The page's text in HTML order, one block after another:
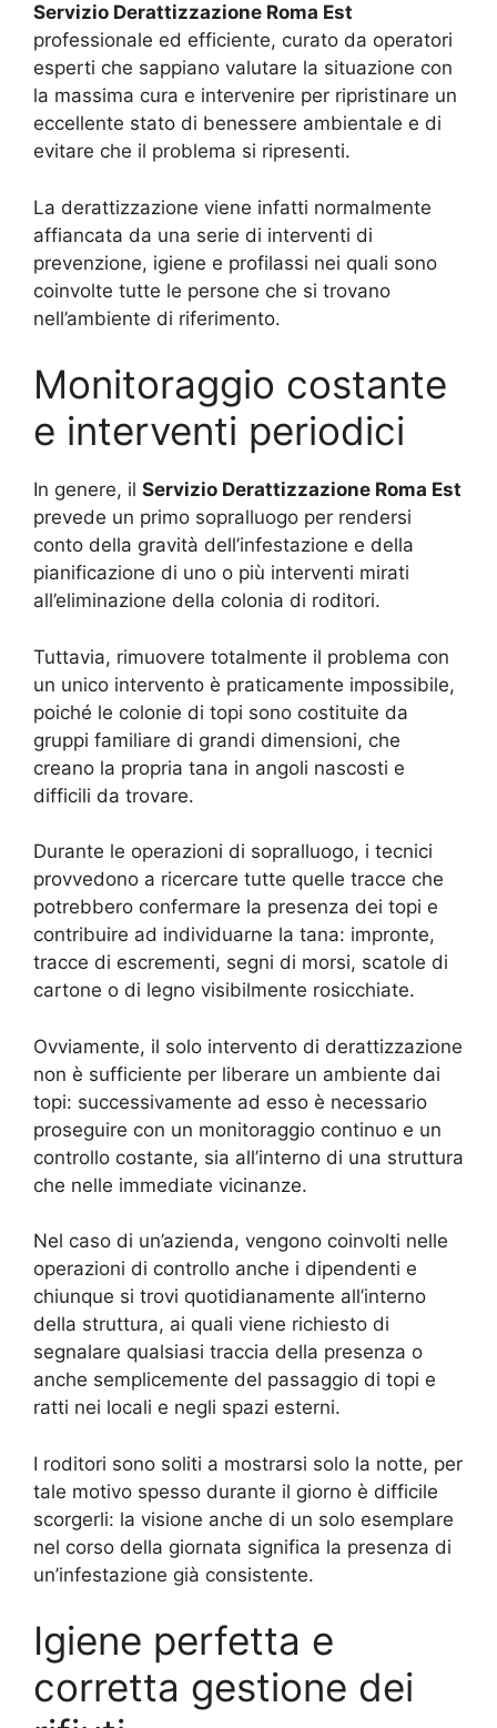
Servizio Derattizzazione Roma Est
professionale ed efficiente, curato da operatori
esperti che sappiano valutare la situazione con
la massima cura e intervenire per ripristinare un
eccellente stato di benessere ambientale e di
evitare che il problema si ripresenti.
La derattizzazione viene infatti normalmente
affiancata da una serie di interventi di
prevenzione, igiene e profilassi nei quali sono
coinvolte tutte le persone che si trovano
nell’ambiente di riferimento.
Monitoraggio costante
e interventi periodici
In genere, il Servizio Derattizzazione Roma Est
prevede un primo sopralluogo per rendersi
conto della gravità dell’infestazione e della
pianificazione di uno o più interventi mirati
all’eliminazione della colonia di roditori.
Tuttavia, rimuovere totalmente il problema con
un unico intervento è praticamente impossibile,
poiché le colonie di topi sono costituite da
gruppi familiare di grandi dimensioni, che
creano la propria tana in angoli nascosti e
difficili da trovare.
Durante le operazioni di sopralluogo, i tecnici
provvedono a ricercare tutte quelle tracce che
potrebbero confermare la presenza dei topi e
contribuire ad individuarne la tana: impronte,
tracce di escrementi, segni di morsi, scatole di
cartone o di legno visibilmente rosicchiate.
Ovviamente, il solo intervento di derattizzazione
non è sufficiente per liberare un ambiente dai
topi: successivamente ad esso è necessario
proseguire con un monitoraggio continuo e un
controllo costante, sia all’interno di una struttura
che nelle immediate vicinanze.
Nel caso di un’azienda, vengono coinvolti nelle
operazioni di controllo anche i dipendenti e
chiunque si trovi quotidianamente all’interno
della struttura, ai quali viene richiesto di
segnalare qualsiasi traccia della presenza o
anche semplicemente del passaggio di topi e
ratti nei locali e negli spazi esterni.
I roditori sono soliti a mostrarsi solo la notte, per
tale motivo spesso durante il giorno è difficile
scorgerli: la visione anche di un solo esemplare
nel corso della giornata significa la presenza di
un’infestazione già consistente.
Igiene perfetta e
corretta gestione dei